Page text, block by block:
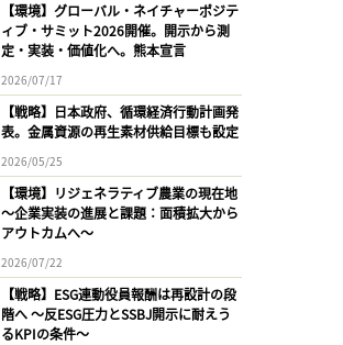
【環境】グローバル・ネイチャーポジテ
ィブ・サミット2026開催。開示から測
定・実装・価値化へ。熊本宣言
2026/07/17
【戦略】日本政府、循環経済行動計画発
表。金属資源の再生素材供給目標も設定
2026/05/25
【環境】リジェネラティブ農業の現在地
〜企業実装の進展と課題：面積拡大から
アウトカムへ〜
2026/07/22
【戦略】ESG連動役員報酬は再設計の段
階へ 〜反ESG圧力とSSBJ開示に耐えう
るKPIの条件〜